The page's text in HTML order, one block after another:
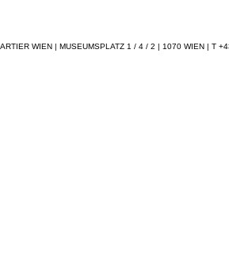
WIEN | MUSEUMSPLATZ 1 / 4 / 2 | 1070 WIEN | T